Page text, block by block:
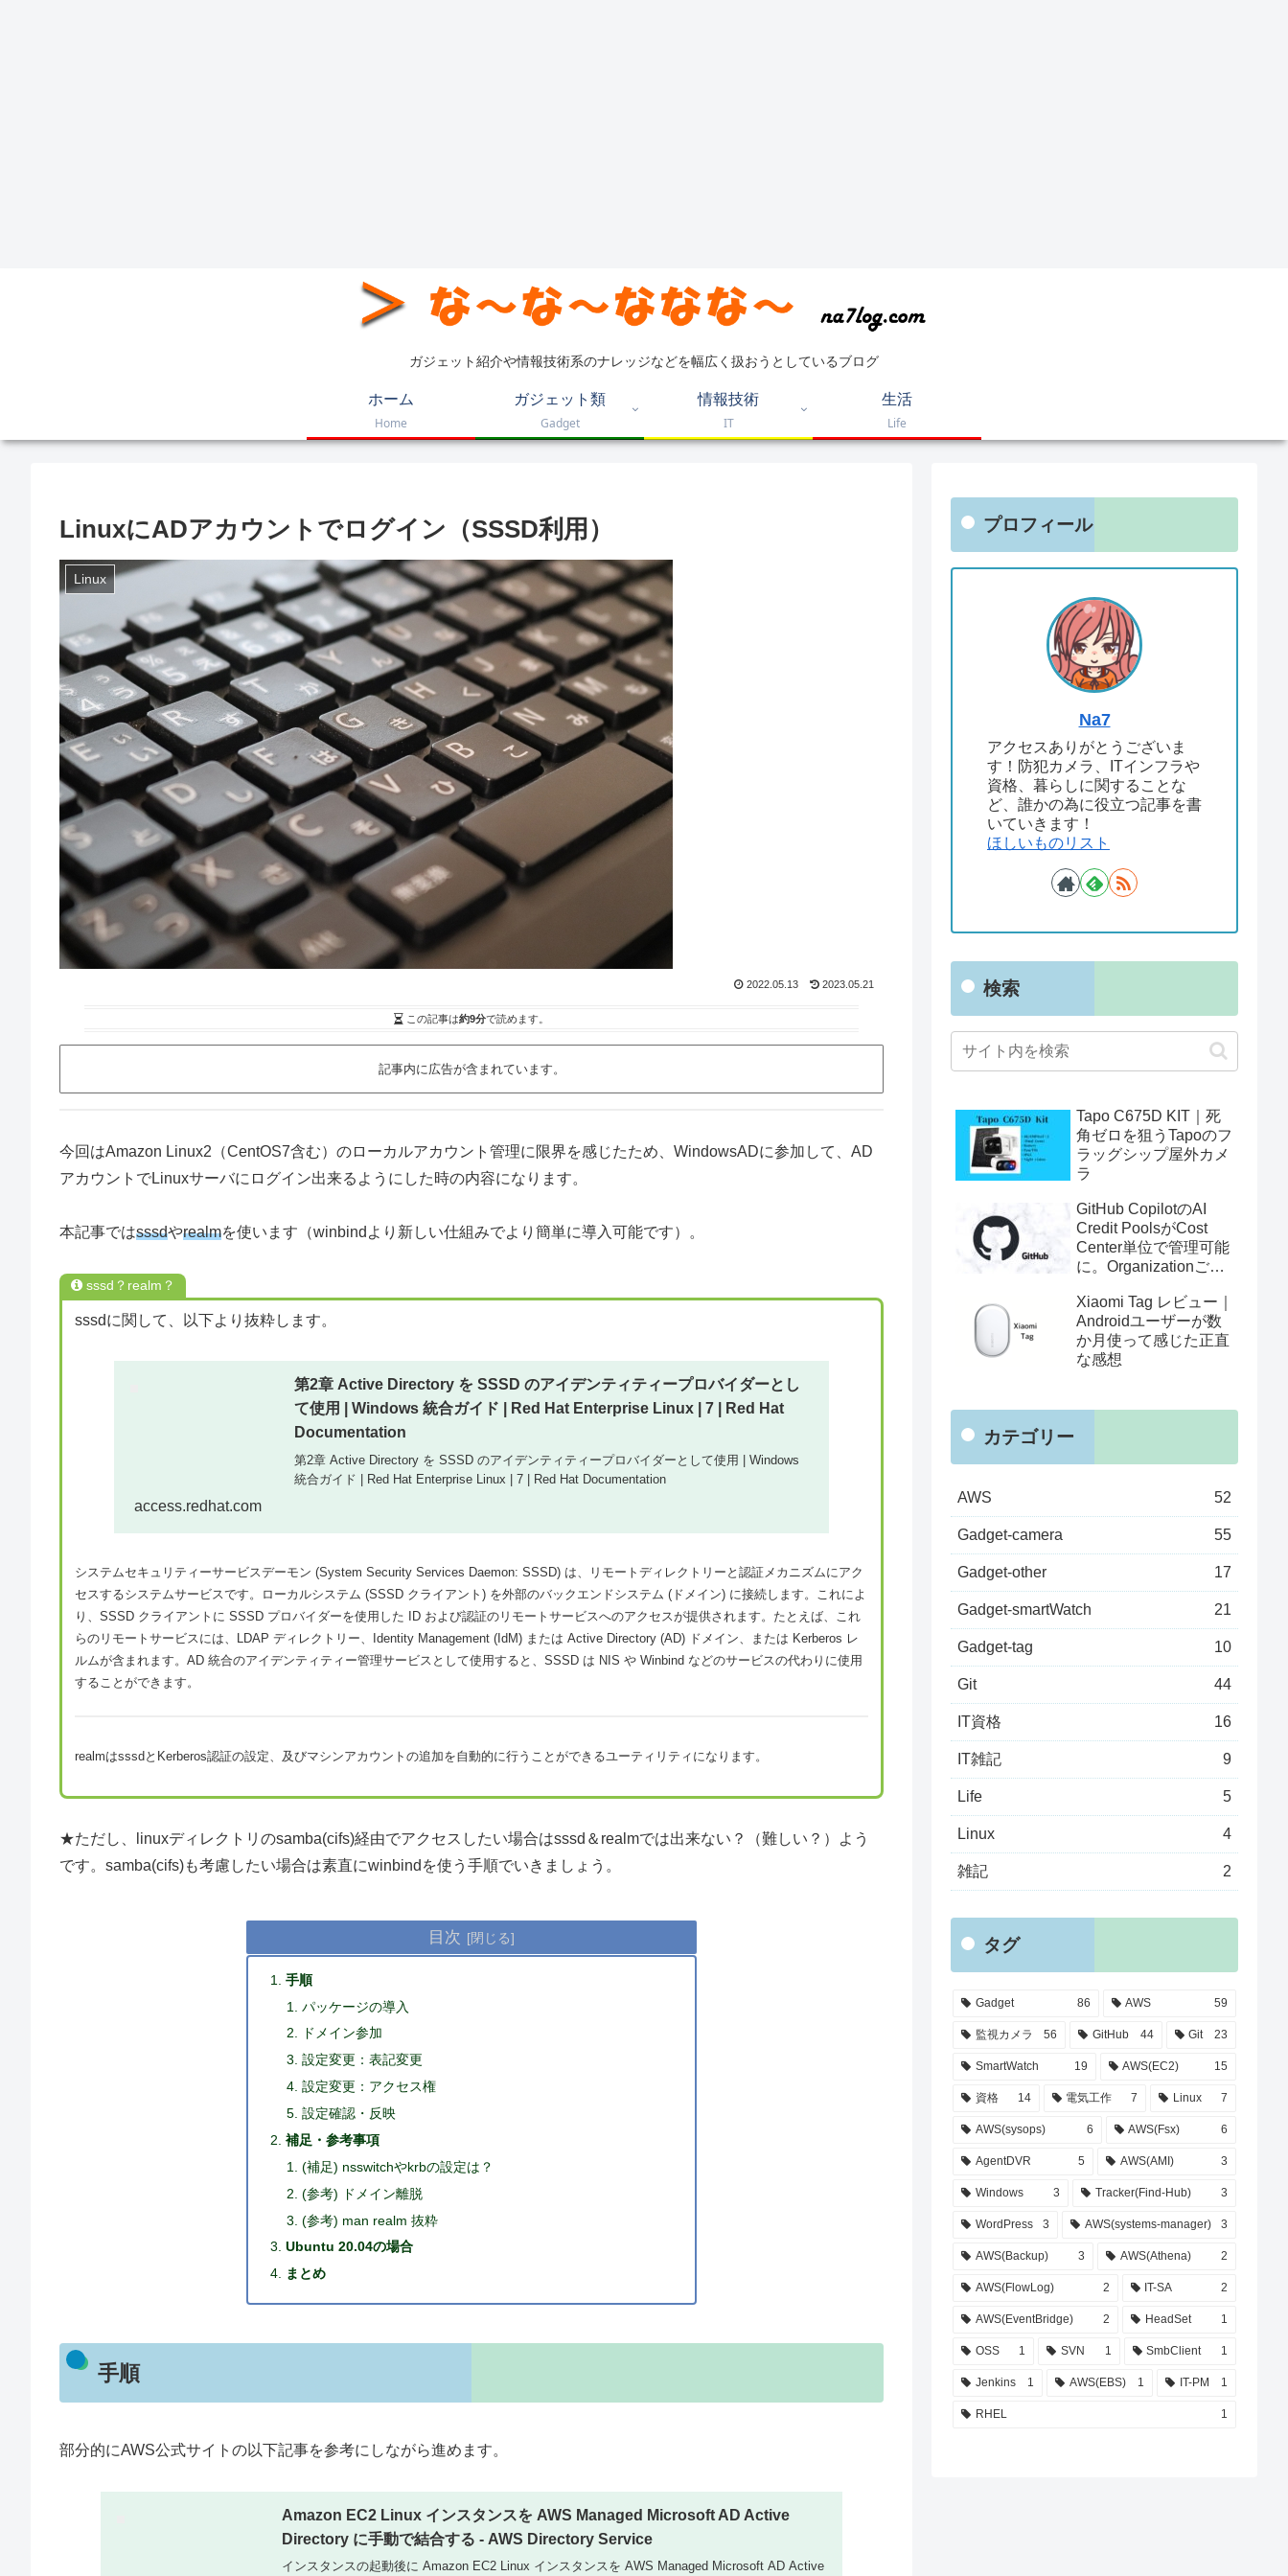
ガジェット紹介や情報技術系のナレッジなどを幅広く扱おうとしているブログ
ホーム
Home
ガジェット類
Gadget
情報技術
IT
生活
Life
LinuxにADアカウントでログイン（SSSD利用）
Linux
2022.05.13 2023.05.21
この記事は約9分で読めます。
記事内に広告が含まれています。
今回はAmazon Linux2（CentOS7含む）のローカルアカウント管理に限界を感じたため、WindowsADに参加して、AD
アカウントでLinuxサーバにログイン出来るようにした時の内容になります。
本記事ではsssdやrealmを使います（winbindより新しい仕組みでより簡単に導入可能です）。
sssd？realm？
sssdに関して、以下より抜粋します。
第2章 Active Directory を SSSD のアイデンティティープロバイダーとし
て使用 | Windows 統合ガイド | Red Hat Enterprise Linux | 7 | Red Hat
Documentation
第2章 Active Directory を SSSD のアイデンティティープロバイダーとして使用 | Windows
統合ガイド | Red Hat Enterprise Linux | 7 | Red Hat Documentation
access.redhat.com
システムセキュリティーサービスデーモン (System Security Services Daemon: SSSD) は、リモートディレクトリーと認証メカニズムにアク
セスするシステムサービスです。ローカルシステム (SSSD クライアント) を外部のバックエンドシステム (ドメイン) に接続します。これによ
り、SSSD クライアントに SSSD プロバイダーを使用した ID および認証のリモートサービスへのアクセスが提供されます。たとえば、これ
らのリモートサービスには、LDAP ディレクトリー、Identity Management (IdM) または Active Directory (AD) ドメイン、または Kerberos レ
ルムが含まれます。AD 統合のアイデンティティー管理サービスとして使用すると、SSSD は NIS や Winbind などのサービスの代わりに使用
することができます。
realmはsssdとKerberos認証の設定、及びマシンアカウントの追加を自動的に行うことができるユーティリティになります。
★ただし、linuxディレクトリのsamba(cifs)経由でアクセスしたい場合はsssd＆realmでは出来ない？（難しい？）よう
です。samba(cifs)も考慮したい場合は素直にwinbindを使う手順でいきましょう。
目次
手順
パッケージの導入
ドメイン参加
設定変更：表記変更
設定変更：アクセス権
設定確認・反映
補足・参考事項
(補足) nsswitchやkrbの設定は？
(参考) ドメイン離脱
(参考) man realm 抜粋
Ubuntu 20.04の場合
まとめ
手順
部分的にAWS公式サイトの以下記事を参考にしながら進めます。
Amazon EC2 Linux インスタンスを AWS Managed Microsoft AD Active
Directory に手動で結合する - AWS Directory Service
インスタンスの起動後に Amazon EC2 Linux インスタンスを AWS Managed Microsoft AD Active
プロフィール
Na7
アクセスありがとうございま
す！防犯カメラ、ITインフラや
資格、暮らしに関することな
ど、誰かの為に役立つ記事を書
いていきます！
ほしいものリスト
検索
Tapo C675D KIT｜死
角ゼロを狙うTapoのフ
ラッグシップ屋外カメ
ラ
GitHub CopilotのAI
Credit PoolsがCost
Center単位で管理可能
に。Organizationごと
く
Xiaomi Tag レビュー｜
Androidユーザーが数
か月使って感じた正直
な感想
カテゴリー
AWS 52
Gadget-camera 55
Gadget-other 17
Gadget-smartWatch 21
Gadget-tag 10
Git 44
IT資格 16
IT雑記 9
Life 5
Linux 4
雑記 2
タグ
Gadget 86 AWS 59
監視カメラ 56 GitHub 44 Git 23
SmartWatch 19 AWS(EC2) 15
資格 14 電気工作 7 Linux 7
AWS(sysops) 6 AWS(Fsx) 6
AgentDVR 5 AWS(AMI) 3
Windows 3 Tracker(Find-Hub) 3
WordPress 3 AWS(systems-manager) 3
AWS(Backup) 3 AWS(Athena) 2
AWS(FlowLog) 2 IT-SA 2
AWS(EventBridge) 2 HeadSet 1
OSS 1 SVN 1 SmbClient 1
Jenkins 1 AWS(EBS) 1 IT-PM 1
RHEL 1